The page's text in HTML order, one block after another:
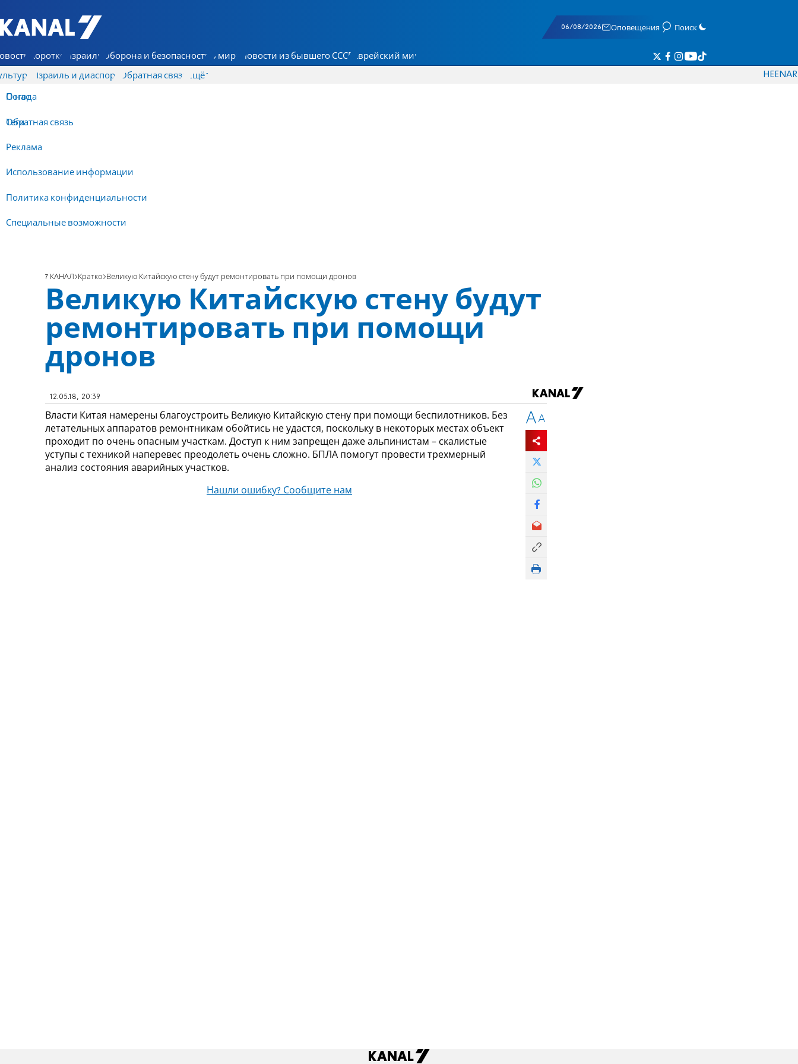
7 КАНАЛ - Аруц Шева
06/08/2026 Оповещения Поиск
Коротко Израиль Оборона и безопасность В мире Новости из бывшего СССР Еврейский мир
Израиль и диаспора Обратная связь
О нас
Обратная связь
Реклама
Использование информации
Политика конфиденциальности
Специальные возможности
Ещё
Погода
Теги
HEENAR
7 КАНАЛ Кратко Великую Китайскую стену будут ремонтировать при помощи дронов
Великую Китайскую стену будут
ремонтировать при помощи
дронов
12.05.18, 20:39
Власти Китая намерены благоустроить Великую Китайскую стену при помощи беспилотников. Без
летательных аппаратов ремонтникам обойтись не удастся, поскольку в некоторых местах объект
проходит по очень опасным участкам. Доступ к ним запрещен даже альпинистам – скалистые
уступы с техникой наперевес преодолеть очень сложно. БПЛА помогут провести трехмерный
анализ состояния аварийных участков.
Нашли ошибку? Сообщите нам
A A